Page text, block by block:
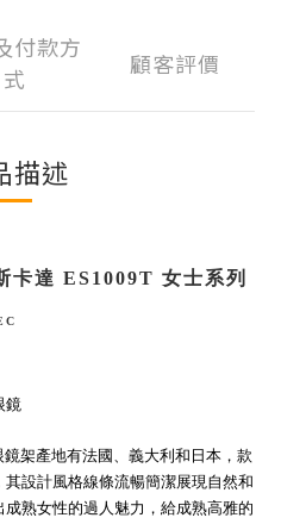
付款方
式
顧客評價
描述
卡達 ES1009T 女士系列
鏡
架產地有法國、義大利和日本，款
設計風格線條流暢簡潔展現自然和
熟女性的過人魅力，給成熟高雅的